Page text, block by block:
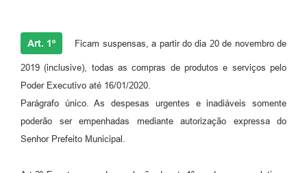
Art. 1º Ficam suspensas, a partir do dia 20 de novembro de
2019 (inclusive), todas as compras de produtos e serviços pelo
Poder Executivo até 16/01/2020.
Parágrafo único. As despesas urgentes e inadiáveis somente
poderão ser empenhadas mediante autorização expressa do
Senhor Prefeito Municipal.